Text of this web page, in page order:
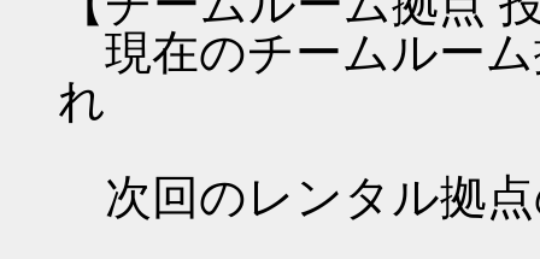
現在のチームルー
れ
次回のレンタル拠